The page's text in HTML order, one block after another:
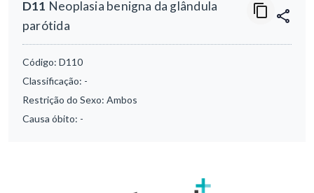
D11 Neoplasia benigna da glândula
parótida
Código: D110
Classificação: -
Restrição do Sexo: Ambos
Causa óbito: -